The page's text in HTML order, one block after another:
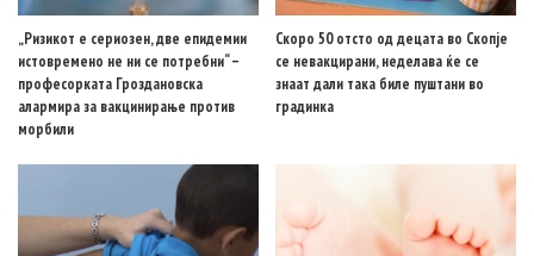
„Ризикот е сериозен, две епидемии
истовремено не ни се потребни“ –
професорката Гроздановска
алармира за вакцинирање против
морбили
Скоро 50 отсто од децата во Скопје
се невакцирани, неделава ќе се
знаат дали така биле пуштани во
градинка